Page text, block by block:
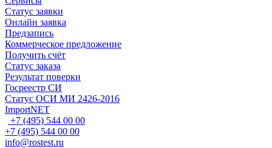
Статус заявки
Онлайн заявка
Предзапись
Коммерческое предложение
Получить счёт
Статус заказа
Результат поверки
Госреестр СИ
Статус ОСИ МИ 2426-2016
ImportNET
+7 (495) 544 00 00
+7 (495) 544 00 00
info@rostest.ru